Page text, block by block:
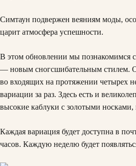
Симтаун подвержен веяниям моды,
царит атмосфера успешности.
В этом обновлении мы познакомимся
— новым сногсшибательным стилем.
во входящих на протяжении четырех
вариации за раз. Здесь есть и
высокие каблуки с золотыми носками,
Каждая вариация будет доступна в
часов. Каждую неделю будет